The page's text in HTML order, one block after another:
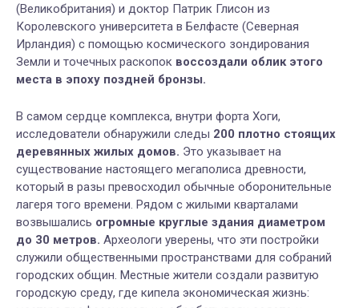
(Великобритания) и доктор Патрик Глисон из
Королевского университета в Белфасте (Северная
Ирландия) с помощью космического зондирования
Земли и точечных раскопок воссоздали облик этого
места в эпоху поздней бронзы.
В самом сердце комплекса, внутри форта Хоги,
исследователи обнаружили следы 200 плотно стоящих
деревянных жилых домов. Это указывает на
существование настоящего мегаполиса древности,
который в разы превосходил обычные оборонительные
лагеря того времени. Рядом с жилыми кварталами
возвышались огромные круглые здания диаметром
до 30 метров. Археологи уверены, что эти постройки
служили общественными пространствами для собраний
городских общин. Местные жители создали развитую
городскую среду, где кипела экономическая жизнь: